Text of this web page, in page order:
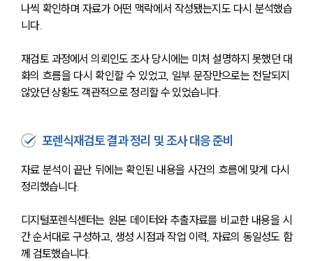
나씩 확인하며 자료가 어떤 맥락에서 작성됐는지도 다시 분석했습
니다.
재검토 과정에서 의뢰인도 조사 당시에는 미처 설명하지 못했던 대
화의 흐름을 다시 확인할 수 있었고, 일부 문장만으로는 전달되지
않았던 상황도 객관적으로 정리할 수 있었습니다.
포렌식재검토 결과 정리 및 조사 대응 준비
자료 분석이 끝난 뒤에는 확인된 내용을 사건의 흐름에 맞게 다시
정리했습니다.
디지털포렌식센터는 원본 데이터와 추출자료를 비교한 내용을 시
간 순서대로 구성하고, 생성 시점과 작업 이력, 자료의 동일성도 함
께 검토했습니다.